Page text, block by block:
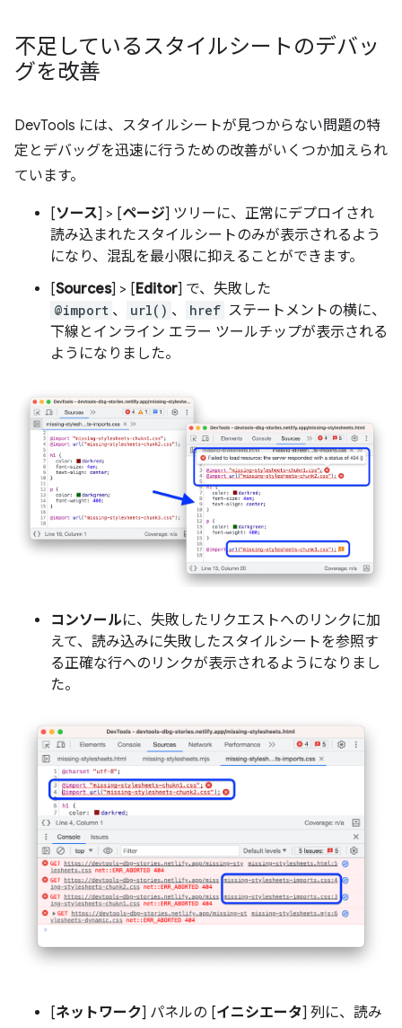
不足しているスタイルシートのデバッ
グを改善
DevTools には、スタイルシートが見つからない問題の特
定とデバッグを迅速に行うための改善がいくつか加えられ
ています。
[ソース] > [ページ] ツリーに、正常にデプロイされ
読み込まれたスタイルシートのみが表示されるよう
になり、混乱を最小限に抑えることができます。
[Sources] > [Editor] で、失敗した
@import 、 url() 、 href ステートメントの横に、
下線とインライン エラー ツールチップが表示される
ようになりました。
コンソールに、失敗したリクエストへのリンクに加
えて、読み込みに失敗したスタイルシートを参照す
る正確な行へのリンクが表示されるようになりまし
た。
[ネットワーク] パネルの [イニシエータ] 列に、読み